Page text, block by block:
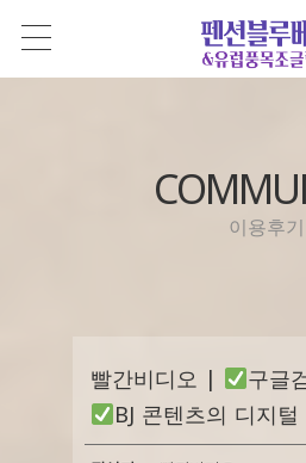
이용후기
빨간비디오 |
구글
BJ 콘텐츠의 디지털